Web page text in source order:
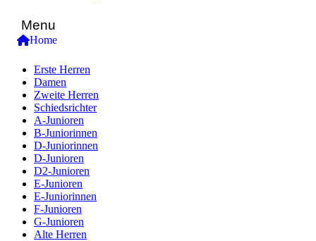
Menu
Home
Erste Herren
Damen
Zweite Herren
Schiedsrichter
A-Junioren
B-Juniorinnen
D-Juniorinnen
D-Junioren
D2-Junioren
E-Junioren
E-Juniorinnen
F-Junioren
G-Junioren
Alte Herren